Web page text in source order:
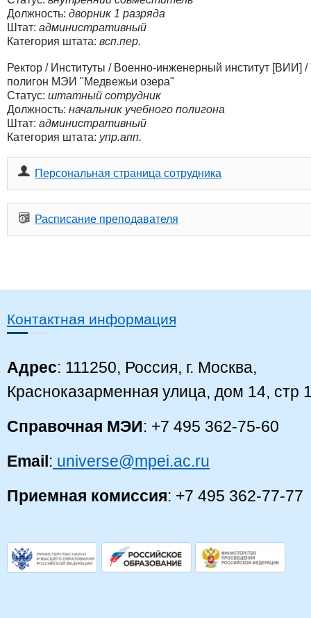
Должность: дворник 1 разряда
Штат: административный
Категория штата: всп.пер.
Ректор / Институты / Военно-инженерный институт [ВИИ] /
полигон МЭИ "Медвежьи озера"
Статус: штатный сотрудник
Должность: начальник учебного полигона
Штат: административный
Категория штата: упр.апп.
Персональная страница сотрудника
Расписание преподавателя
Контактная информация
Адрес: 111250, Россия, г. Москва,
Красноказарменная улица, дом 14, стр
Справочная МЭИ: +7 495 362-75-60
Email: universe@mpei.ac.ru
Приемная комиссия: +7 495 362-77-77